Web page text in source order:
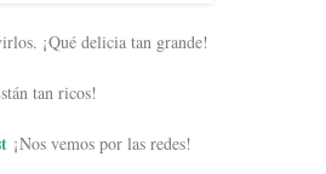
¡Qué delicia tan grande!
tan ricos!
¡Nos vemos por las redes!